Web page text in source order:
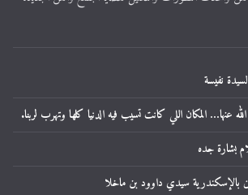
نفيسة
عنها… المكان اللي كانت تسيب فيه الدنيا كلها وتهرب لربنا.
بشارة جده
بالإسكندرية سيدي داوود بن ماخلا